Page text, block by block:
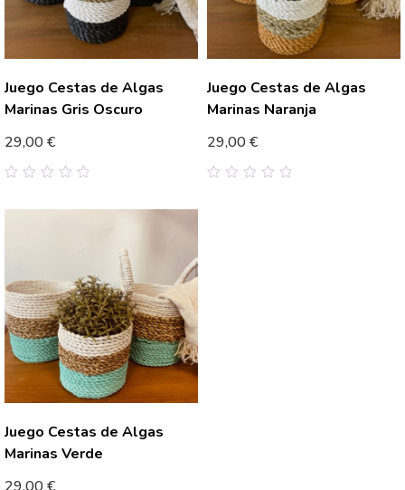
Juego Cestas de Algas
Marinas Gris Oscuro
29,00€
Juego Cestas de Algas
Marinas Naranja
29,00€
Juego Cestas de Algas
Marinas Verde